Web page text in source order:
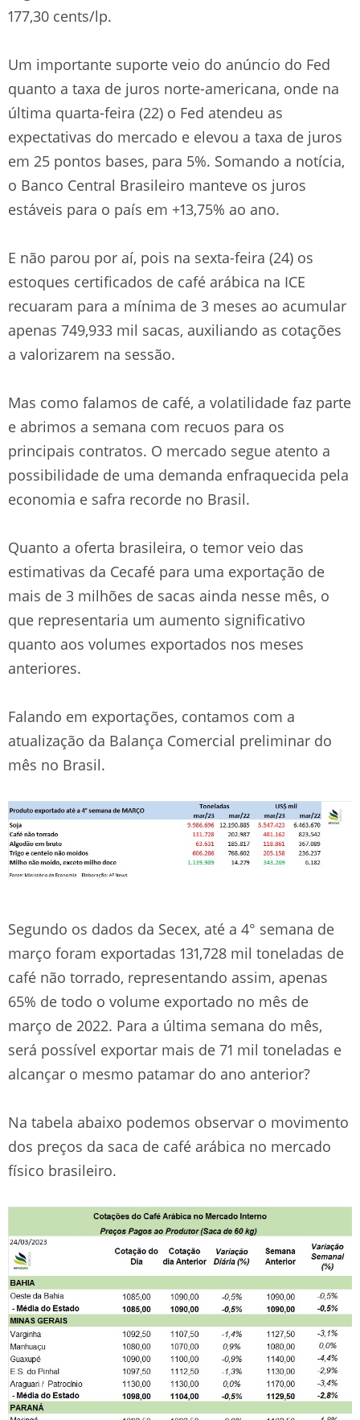
177,30 cents/lp.
Um importante suporte veio do anúncio do Fed
quanto a taxa de juros norte-americana, onde na
última quarta-feira (22) o Fed atendeu as
expectativas do mercado e elevou a taxa de juros
em 25 pontos bases, para 5%. Somando a notícia,
o Banco Central Brasileiro manteve os juros
estáveis para o país em +13,75% ao ano.
E não parou por aí, pois na sexta-feira (24) os
estoques certificados de café arábica na ICE
recuaram para a mínima de 3 meses ao acumular
apenas 749,933 mil sacas, auxiliando as cotações
a valorizarem na sessão.
Mas como falamos de café, a volatilidade faz parte
e abrimos a semana com recuos para os
principais contratos. O mercado segue atento a
possibilidade de uma demanda enfraquecida pela
economia e safra recorde no Brasil.
Quanto a oferta brasileira, o temor veio das
estimativas da Cecafé para uma exportação de
mais de 3 milhões de sacas ainda nesse mês, o
que representaria um aumento significativo
quanto aos volumes exportados nos meses
anteriores.
Falando em exportações, contamos com a
atualização da Balança Comercial preliminar do
mês no Brasil.
Segundo os dados da Secex, até a 4° semana de
março foram exportadas 131,728 mil toneladas de
café não torrado, representando assim, apenas
65% de todo o volume exportado no mês de
março de 2022. Para a última semana do mês,
será possível exportar mais de 71 mil toneladas e
alcançar o mesmo patamar do ano anterior?
Na tabela abaixo podemos observar o movimento
dos preços da saca de café arábica no mercado
físico brasileiro.